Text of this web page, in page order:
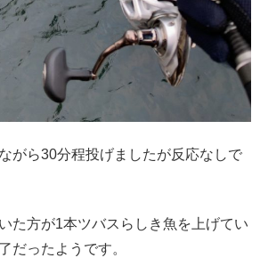
がら30分程投げましたが反応なしで
た方が1本ツバスらしき魚を上げてい
だったようです。